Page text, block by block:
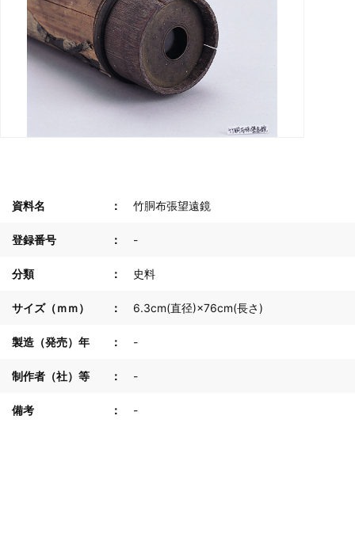
資料名 竹胴布張望遠鏡
登録番号 -
分類 史料
サイズ（ｍｍ） 6.3cm(直径)×76cm(長さ)
製造（発売）年 -
制作者（社）等 -
備考 -